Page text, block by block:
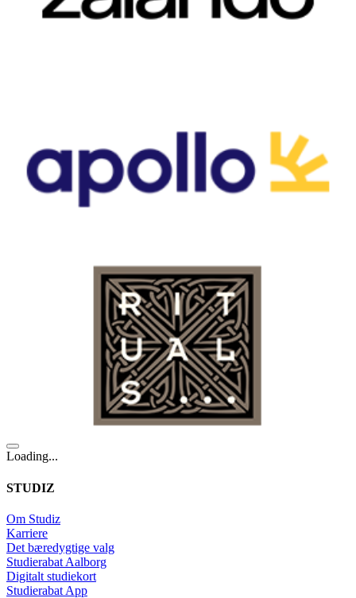
Loading...
STUDIZ
Om Studiz
Karriere
Det bæredygtige valg
Studierabat Aalborg
Digitalt studiekort
Studierabat App